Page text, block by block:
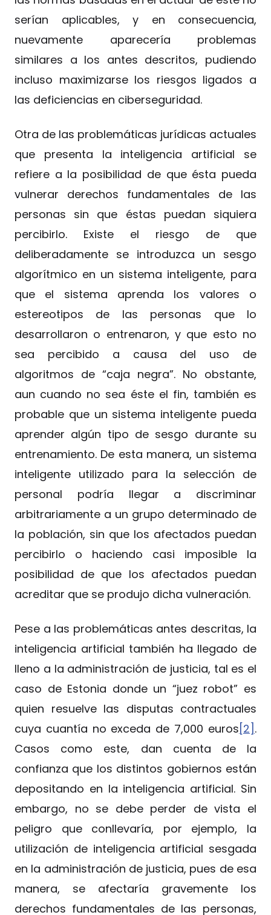
serían aplicables, y en consecuencia,
nuevamente aparecería problemas
similares a los antes descritos, pudiendo
incluso maximizarse los riesgos ligados a
las deficiencias en ciberseguridad.
Otra de las problemáticas jurídicas actuales
que presenta la inteligencia artificial se
refiere a la posibilidad de que ésta pueda
vulnerar derechos fundamentales de las
personas sin que éstas puedan siquiera
percibirlo. Existe el riesgo de que
deliberadamente se introduzca un sesgo
algorítmico en un sistema inteligente, para
que el sistema aprenda los valores o
estereotipos de las personas que lo
desarrollaron o entrenaron, y que esto no
sea percibido a causa del uso de
algoritmos de “caja negra”. No obstante,
aun cuando no sea éste el fin, también es
probable que un sistema inteligente pueda
aprender algún tipo de sesgo durante su
entrenamiento. De esta manera, un sistema
inteligente utilizado para la selección de
personal podría llegar a discriminar
arbitrariamente a un grupo determinado de
la población, sin que los afectados puedan
percibirlo o haciendo casi imposible la
posibilidad de que los afectados puedan
acreditar que se produjo dicha vulneración.
Pese a las problemáticas antes descritas, la
inteligencia artificial también ha llegado de
lleno a la administración de justicia, tal es el
caso de Estonia donde un “juez robot” es
quien resuelve las disputas contractuales
cuya cuantía no exceda de 7,000 euros [2] .
Casos como este, dan cuenta de la
confianza que los distintos gobiernos están
depositando en la inteligencia artificial. Sin
embargo, no se debe perder de vista el
peligro que conllevaría, por ejemplo, la
utilización de inteligencia artificial sesgada
en la administración de justicia, pues de esa
manera, se afectaría gravemente los
derechos fundamentales de las personas,